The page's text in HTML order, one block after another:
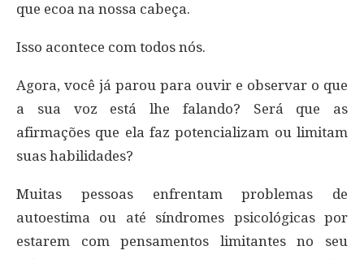
que ecoa na nossa cabeça.
Isso acontece com todos nós.
Agora, você já parou para ouvir e observar o que
a sua voz está lhe falando? Será que as
afirmações que ela faz potencializam ou limitam
suas habilidades?
Muitas pessoas enfrentam problemas de
autoestima ou até síndromes psicológicas por
estarem com pensamentos limitantes no seu